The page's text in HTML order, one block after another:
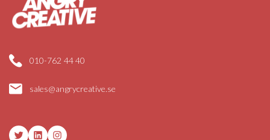
010-762 44 40
sales@angrycreative.se
TwitterLinkedInInstagram